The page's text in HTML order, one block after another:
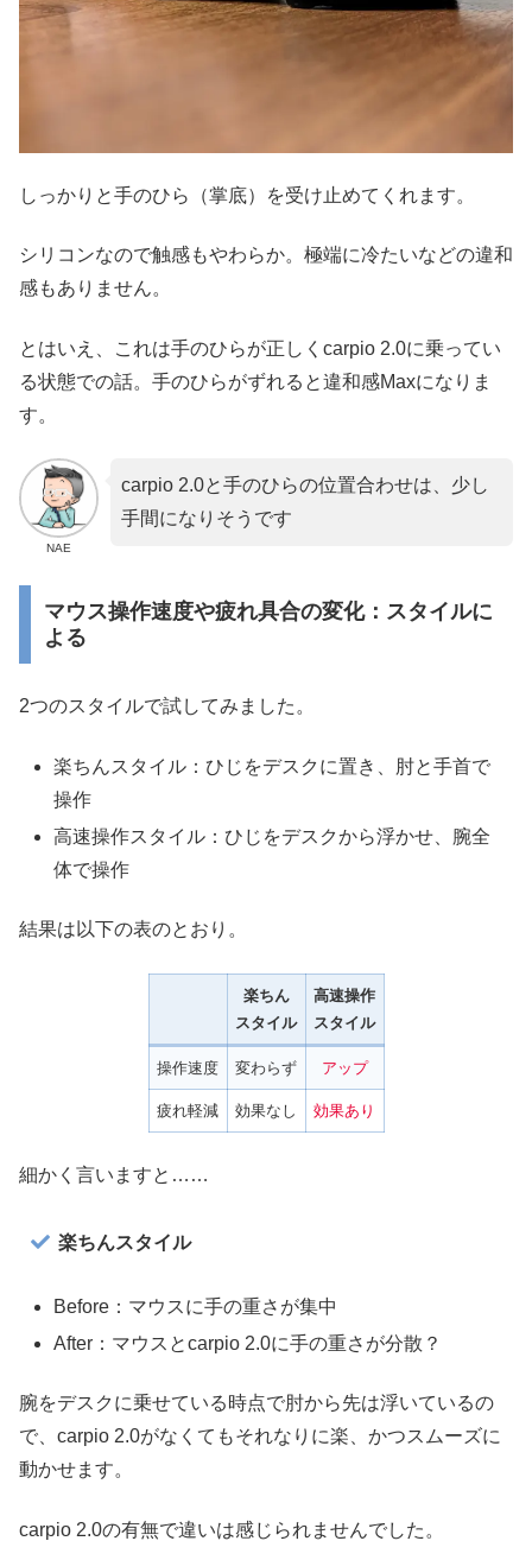
しっかりと手のひら（掌底）を受け止めてくれます。
シリコンなので触感もやわらか。極端に冷たいなどの違和
感もありません。
とはいえ、これは手のひらが正しくcarpio 2.0に乗ってい
る状態での話。手のひらがずれると違和感Maxになりま
す。
NAE
carpio 2.0と手のひらの位置合わせは、少し
手間になりそうです
マウス操作速度や疲れ具合の変化：スタイルに
よる
2つのスタイルで試してみました。
楽ちんスタイル：ひじをデスクに置き、肘と手首で
操作
高速操作スタイル：ひじをデスクから浮かせ、腕全
体で操作
結果は以下の表のとおり。
楽ちん
スタイル
高速操作
スタイル
操作速度 変わらず アップ
疲れ軽減 効果なし 効果あり
細かく言いますと……
楽ちんスタイル
Before：マウスに手の重さが集中
After：マウスとcarpio 2.0に手の重さが分散？
腕をデスクに乗せている時点で肘から先は浮いているの
で、carpio 2.0がなくてもそれなりに楽、かつスムーズに
動かせます。
carpio 2.0の有無で違いは感じられませんでした。